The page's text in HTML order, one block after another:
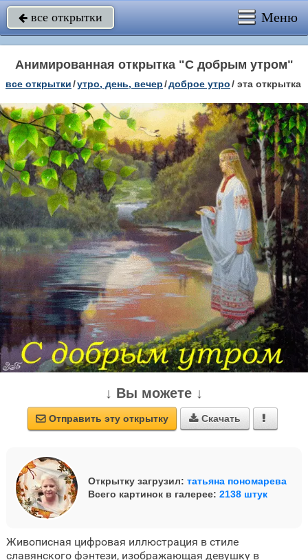
 все открытки Меню
Анимированная открытка "С добрым утром"
все открытки/утро, день, вечер/доброе утро/ эта открытка
↓ Вы можете ↓
 Отправить эту открытку  Скачать 
Открытку загрузил: татьяна пономарева
Всего картинок в галерее: 2138 штук
Живописная цифровая иллюстрация в стиле
славянского фэнтези, изображающая девушку в